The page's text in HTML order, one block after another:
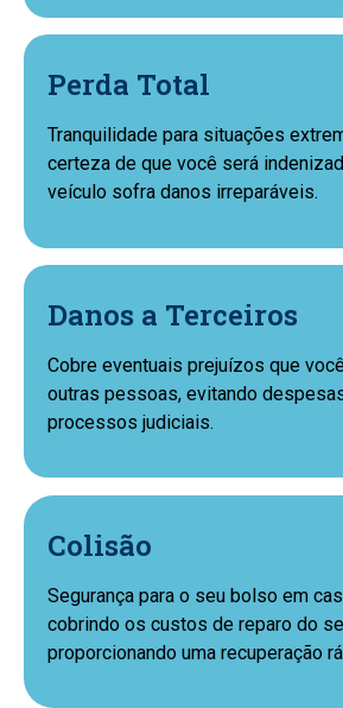
Perda Total
Tranquilidade para situações
certeza de que você será
veículo sofra danos irreparáveis.
Danos a Terceiros
Cobre eventuais prejuízos que
outras pessoas, evitando
processos judiciais.
Colisão
Segurança para o seu bolso em
cobrindo os custos de reparo do
proporcionando uma recuperação